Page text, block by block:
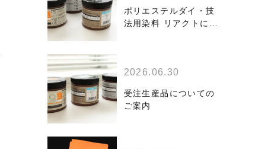
ポリエステルダイ・技
法用染料 リアクトに大
2026.06.30
受注生産品についての
ご案内